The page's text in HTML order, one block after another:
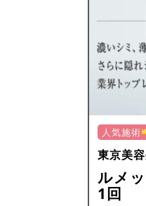
人気施術
東京美
ルメ
1回